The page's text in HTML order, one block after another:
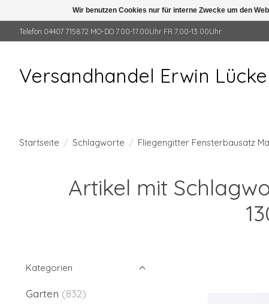
Telefon 04407 715872 MO-DO 7.00-17.00Uhr FR 7.00-13.00Uhr
Versandhandel Erwin
Startseite / Schlagworte / Fliegengitter Fensterbausatz
Artikel mit
Kategorien
Garten (832)
Wir benutzen Cookies nur für interne Zwecke um den